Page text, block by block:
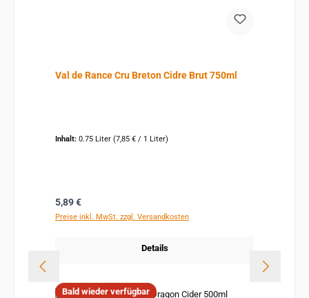
Val de Rance Cru Breton Cidre Brut 750ml
Inhalt: 0.75 Liter (7,85 € / 1 Liter)
Regulärer Preis:
5,89 €
Preise inkl. MwSt. zzgl. Versandkosten
Details
Bald wieder verfügbar